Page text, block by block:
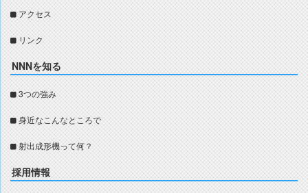
アクセス
リンク
NNNを知る
3つの強み
身近なこんなところで
射出成形機って何？
採用情報